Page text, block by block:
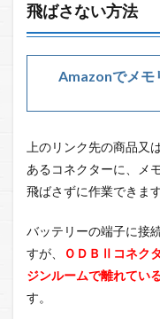
飛ばさない方法
Amazonでメ
上のリンク先の商品又
あるコネクターに、メ
飛ばさずに作業できます
バッテリーの端子に接
すが、
ＯＤＢⅡコネク
ジンルームで離れてい
す。